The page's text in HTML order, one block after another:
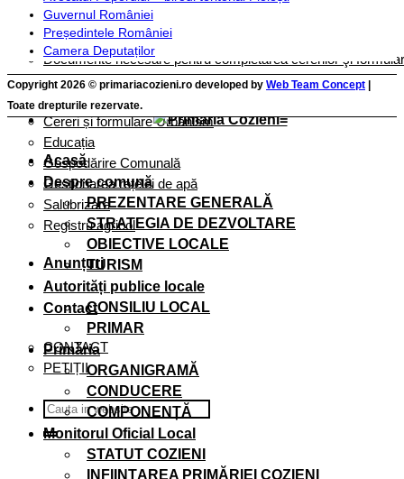
Plată taxe și impozite
Documente necesare pentru completarea cererilor şi
Cereri și formulare taxe și impozite
Cereri și Formulare Registru Agricol
Cereri și formulare Urbanism
Educația
Gospodărire Comunală
Gestionarea rețelei de apă
Salubrizare
Registru agricol
Anunțuri
Contact
CONTACT
PETIȚII
Guvernul României
Președintele României
Camera Deputaților
Copyright 2026 © primariacozieni.ro developed by Web Team Concept
Toate drepturile rezervate.
Acasă
Despre comună
PREZENTARE GENERALĂ
STRATEGIA DE DEZVOLTARE
OBIECTIVE LOCALE
TURISM
Autorități publice locale
CONSILIU LOCAL
PRIMAR
Primăria
ORGANIGRAMĂ
CONDUCERE
COMPONENȚĂ
Monitorul Oficial Local
STATUT COZIENI
INFIINȚAREA PRIMĂRIEI COZIENI